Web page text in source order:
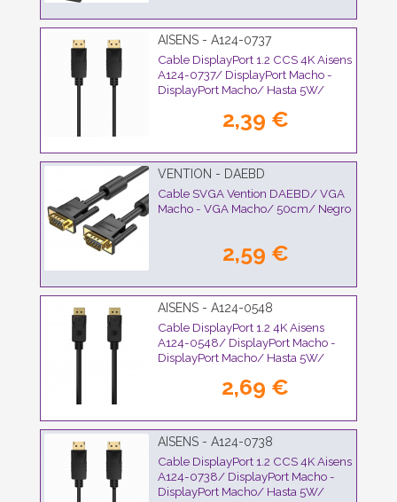
AISENS - A124-0737
Cable DisplayPort 1.2 CCS 4K Aisens
A124-0737/ DisplayPort Macho -
DisplayPort Macho/ Hasta 5W/
2,39 €
VENTION - DAEBD
Cable SVGA Vention DAEBD/ VGA
Macho - VGA Macho/ 50cm/ Negro
2,59 €
AISENS - A124-0548
Cable DisplayPort 1.2 4K Aisens
A124-0548/ DisplayPort Macho -
DisplayPort Macho/ Hasta 5W/
2,69 €
AISENS - A124-0738
Cable DisplayPort 1.2 CCS 4K Aisens
A124-0738/ DisplayPort Macho -
DisplayPort Macho/ Hasta 5W/